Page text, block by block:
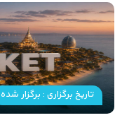
تاریخ برگزاری : برگزار شده